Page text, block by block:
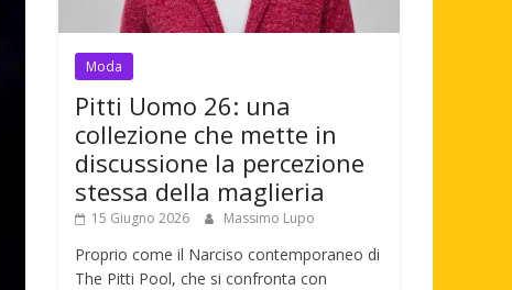
Moda
Pitti Uomo 26: una
collezione che mette in
discussione la percezione
stessa della maglieria
15 Giugno 2026 Massimo Lupo
Proprio come il Narciso contemporaneo di
The Pitti Pool, che si confronta con